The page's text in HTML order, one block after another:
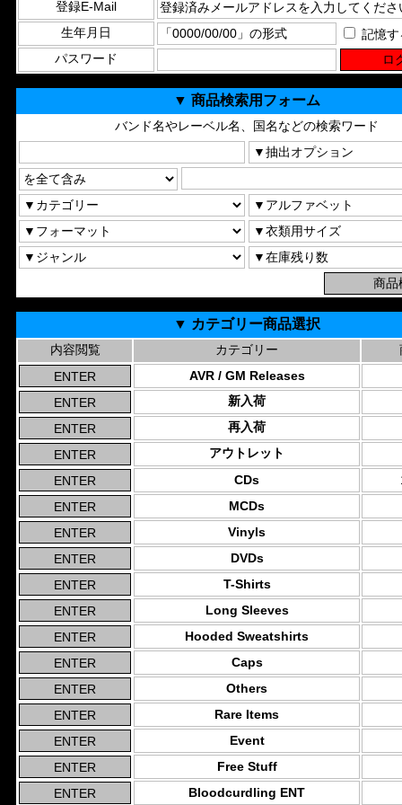
登録E-Mail
生年月日
記憶す
パスワード
▼ 商品検索用フォーム
バンド名やレーベル名、国名などの検索ワード
▼ カテゴリー商品選択
内容閲覧 カテゴリー
AVR / GM Releases
新入荷
再入荷
アウトレット
CDs
MCDs
Vinyls
DVDs
T-Shirts
Long Sleeves
Hooded Sweatshirts
Caps
Others
Rare Items
Event
Free Stuff
Bloodcurdling ENT